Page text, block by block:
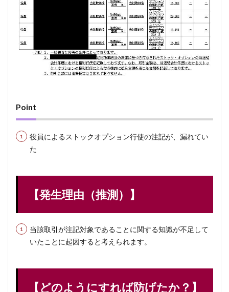
Point
役員によるストックオプション行使の注記が、漏れてい
た
【発生理由（推測）】
当該取引が注記対象であることに関する知識が不足して
いたことに起因すると考えられます。
【どのようにすれば防げたか？】